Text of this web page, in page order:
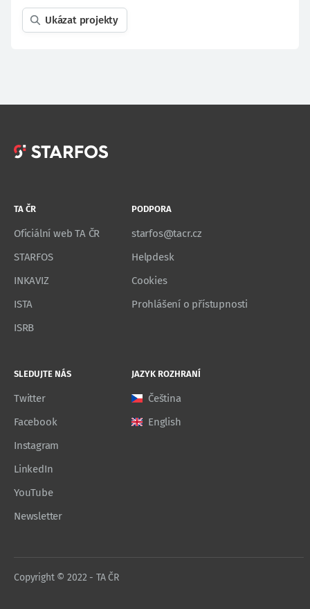
Ukázat projekty
TA ČR
Oficiální web TA ČR
STARFOS
INKAVIZ
ISTA
ISRB
PODPORA
starfos@tacr.cz
Helpdesk
Cookies
Prohlášení o přístupnosti
SLEDUJTE NÁS
Twitter
Facebook
Instagram
LinkedIn
YouTube
Newsletter
JAZYK ROZHRANÍ
Čeština
English
Copyright © 2022 - TA ČR